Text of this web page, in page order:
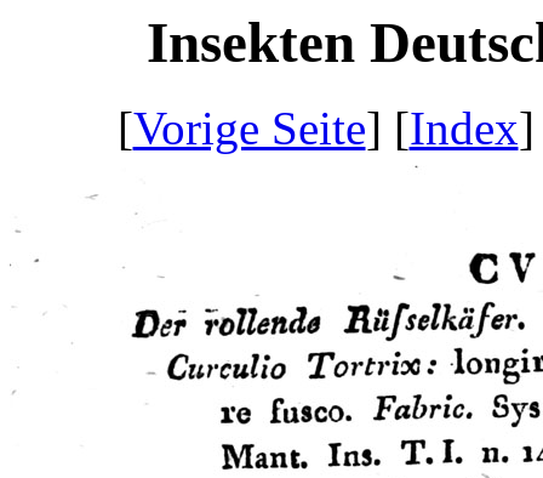
Insekten
[Vorige Seite] [Index